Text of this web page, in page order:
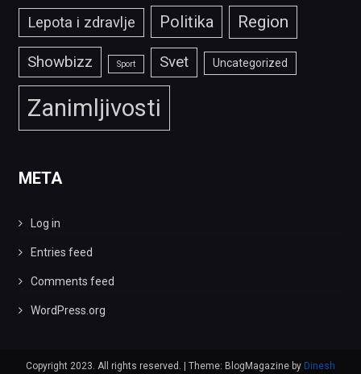
Lepota i zdravlje Politika Region
Showbizz Sport Svet Uncategorized
Zanimljivosti
META
Log in
Entries feed
Comments feed
WordPress.org
Copyright 2023. All rights reserved. | Theme: BlogMagazine by Dinesh